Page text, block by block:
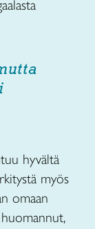
hyvältä
myös
omaan